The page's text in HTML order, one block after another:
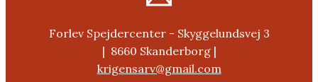
Forlev Spejdercenter - Skyggelundsvej 3
| 8660 Skanderborg |
krigensarv@gmail.com